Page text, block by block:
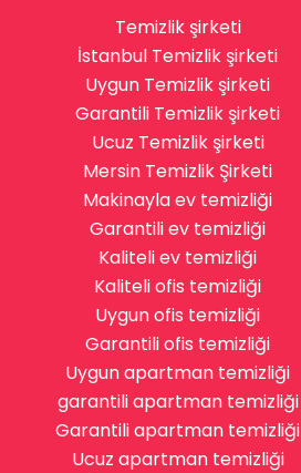
Temizlik şirketi
İstanbul Temizlik şirketi
Uygun Temizlik şirketi
Garantili Temizlik şirketi
Ucuz Temizlik şirketi
Mersin Temizlik Şirketi
Makinayla ev temizliği
Garantili ev temizliği
Kaliteli ev temizliği
Kaliteli ofis temizliği
Uygun ofis temizliği
Garantili ofis temizliği
Uygun apartman temizliği
garantili apartman temizliği
Garantili apartman temizliği
Ucuz apartman temizliği